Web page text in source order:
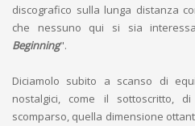
discografico sulla lunga distanza
che nessuno qui si sia
Beginning".
Diciamolo subito a scanso di
nostalgici, come il sottoscritto,
scomparso, quella dimensione